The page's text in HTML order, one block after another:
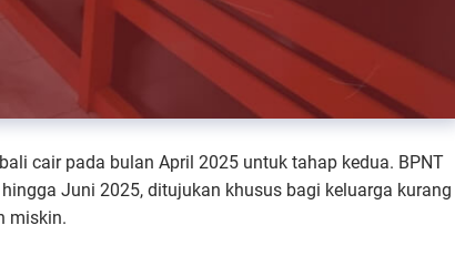
cair pada bulan April 2025 untuk tahap kedua. BPNT
Juni 2025, ditujukan khusus bagi keluarga kurang
miskin.